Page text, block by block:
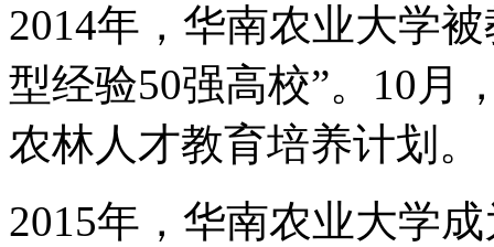
2014年，华南农业大学
型经验50强高校”。10月
农林人才教育培养计划。
2015年，华南农业大学